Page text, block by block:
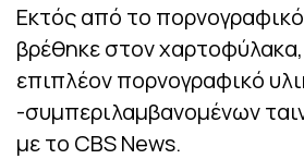
Εκτός από το
βρέθηκε στον
επιπλέον πορνογραφικό
-συμπεριλαμβανομένων
με το CBS News.